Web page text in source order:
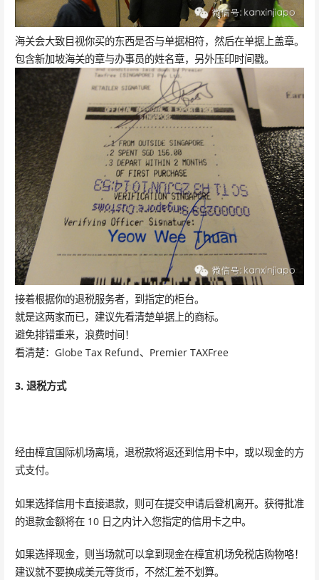
海关会大致目视你买的东西是否与单据相符，然后在单据上盖章。
包含新加坡海关的章与办事员的姓名章，另外压印时间戳。
接着根据你的退税服务者，到指定的柜台。
就是这两家而已，建议先看清楚单据上的商标。
避免排错重来，浪费时间！
看清楚：Globe Tax Refund、Premier TAXFree
3. 退税方式
经由樟宜国际机场离境，退税款将返还到信用卡中，或以现金的方
式支付。
如果选择信用卡直接退款，则可在提交申请后登机离开。获得批准
的退款金额将在 10 日之内计入您指定的信用卡之中。
如果选择现金，则当场就可以拿到现金在樟宜机场免税店购物咯！
建议就不要换成美元等货币，不然汇差不划算。